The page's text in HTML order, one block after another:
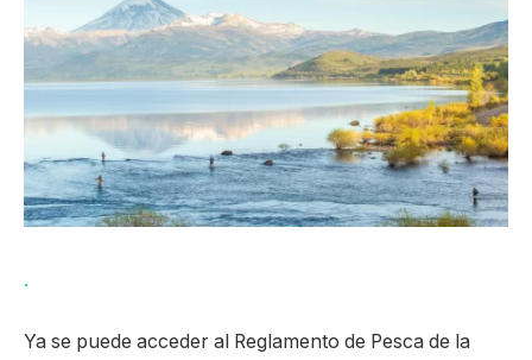
.
Ya se puede acceder al Reglamento de Pesca de la